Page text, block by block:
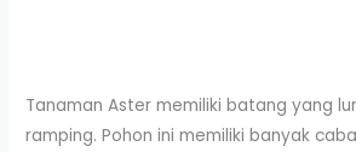
Tanaman Aster memiliki batang yang
ramping. Pohon ini memiliki banyak